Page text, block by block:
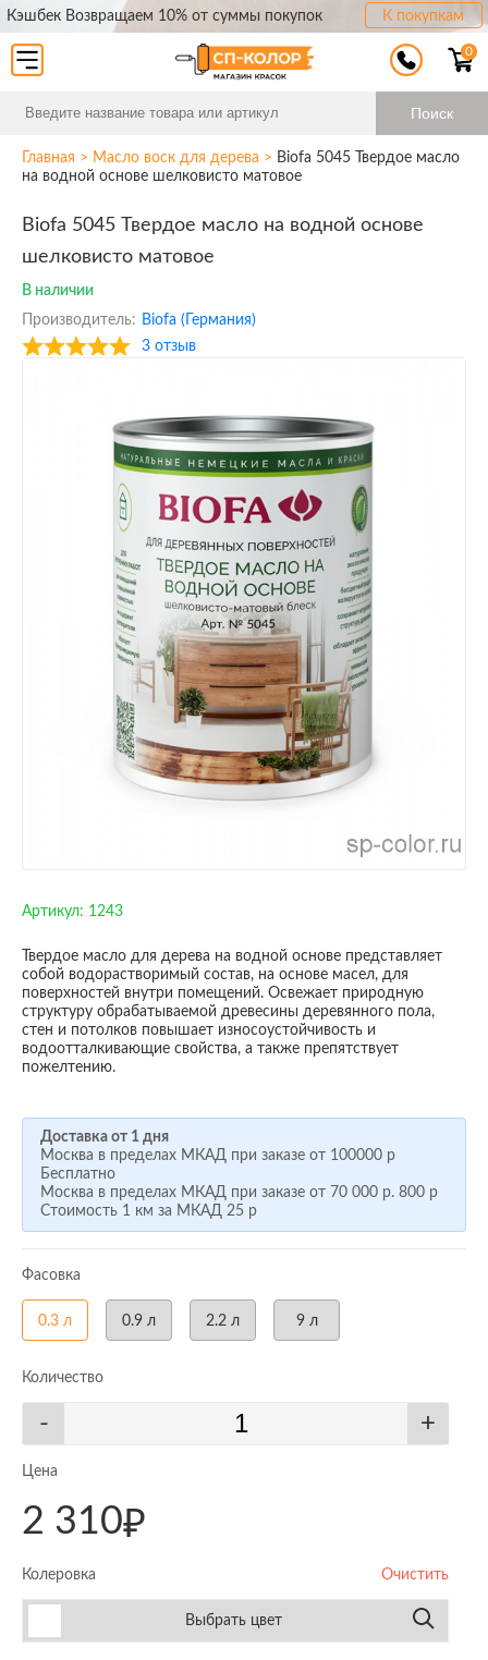
Кэшбек Возвращаем 10% от суммы покупок К покупкам
Поиск
0
Главная > Масло воск для дерева > Biofa 5045 Твердое масло
на водной основе шелковисто матовое
Biofa 5045 Твердое масло на водной основе
шелковисто матовое
В наличии
Производитель: Biofa (Германия)
3 отзыв
Артикул: 1243
Твердое масло для дерева на водной основе представляет
собой водорастворимый состав, на основе масел, для
поверхностей внутри помещений. Освежает природную
структуру обрабатываемой древесины деревянного пола,
стен и потолков повышает износоустойчивость и
водоотталкивающие свойства, а также препятствует
пожелтению.
Доставка от 1 дня
Москва в пределах МКАД при заказе от 100000 р
Бесплатно
Москва в пределах МКАД при заказе от 70 000 р. 800 р
Стоимость 1 км за МКАД 25 р
Фасовка
0.3 л 0.9 л 2.2 л 9 л
Количество
- +
Цена
2 310₽
Колеровка Очистить
Выбрать цвет